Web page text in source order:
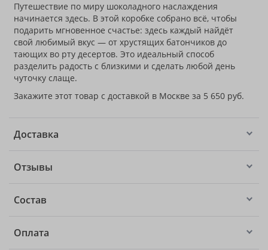
Путешествие по миру шоколадного наслаждения
начинается здесь. В этой коробке собрано всё, чтобы
подарить мгновенное счастье: здесь каждый найдёт
свой любимый вкус — от хрустящих батончиков до
тающих во рту десертов. Это идеальный способ
разделить радость с близкими и сделать любой день
чуточку слаще.
Закажите этот товар с доставкой в Москве за 5 650 руб.
Доставка
Отзывы
Состав
Оплата